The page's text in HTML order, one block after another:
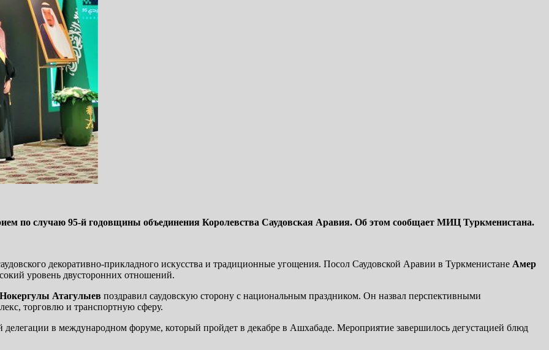
по случаю 95-й годовщины объединения Королевства Саудовская Аравия. Об этом сообщает МИЦ Туркменистана.
декоративно-прикладного искусства и традиционные угощения. Посол Саудовской Аравии в Туркменистане Амер
уровень двусторонних отношений.
Нокергулы Атагулыев поздравил саудовскую сторону с национальным праздником. Он назвал перспективными
торговлю и транспортную сферу.
делегации в международном форуме, который пройдет в декабре в Ашхабаде. Мероприятие завершилось дегустацией блюд